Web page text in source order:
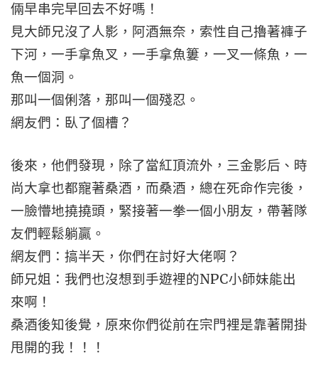
倆早串完早回去不好嗎！
見大師兄沒了人影，阿酒無奈，索性自己擼著褲子
下河，一手拿魚叉，一手拿魚簍，一叉一條魚，一
魚一個洞。
那叫一個俐落，那叫一個殘忍。
網友們：臥了個槽？
後來，他們發現，除了當紅頂流外，三金影后、時
尚大拿也都寵著桑酒，而桑酒，總在死命作完後，
一臉懵地撓撓頭，緊接著一拳一個小朋友，帶著隊
友們輕鬆躺贏。
網友們：搞半天，你們在討好大佬啊？
師兄姐：我們也沒想到手遊裡的NPC小師妹能出
來啊！
桑酒後知後覺，原來你們從前在宗門裡是靠著開掛
甩開的我！！！